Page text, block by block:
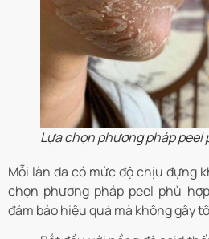
Lựa chọn phương pháp peel
Mỗi làn da có mức độ chịu đựng
chọn phương pháp peel phù
đảm bảo hiệu quả mà không gây